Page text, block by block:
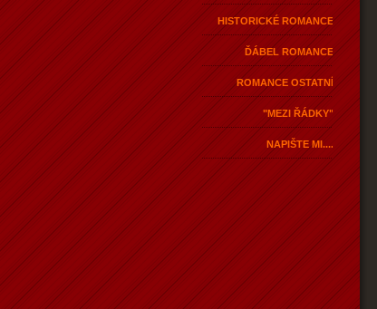
HISTORICKÉ ROMANCE
ĎÁBEL ROMANCE
ROMANCE OSTATNÍ
"MEZI ŘÁDKY"
NAPIŠTE MI....